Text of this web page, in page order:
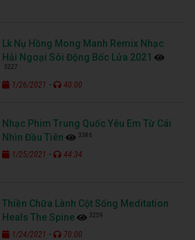
Lk Nụ Hồng Mong Manh Remix Nhạc
Hải Ngoại Sôi Động Bốc Lửa 2021
3227
1/26/2021 - 40:00
Nhạc Phim Trung Quốc Yêu Em Từ Cái
Nhìn Đầu Tiên
3386
1/25/2021 - 44:34
Thiền Chữa Lành Cột Sống Meditation
Heals The Spine
3259
1/24/2021 - 70:00